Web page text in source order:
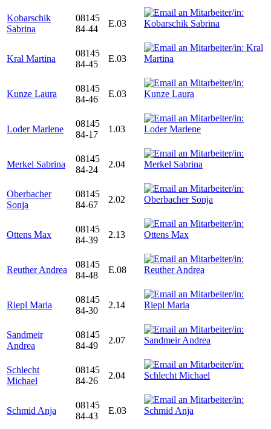
Kobarschik
Sabrina
08145
84-44
E.03
Kral Martina
08145
84-45
E.03
Kunze Laura
08145
84-46
E.03
Loder Marlene
08145
84-17
1.03
Merkel Sabrina
08145
84-24
2.04
Oberbacher
Sonja
08145
84-67
2.02
Ottens Max
08145
84-39
2.13
Reuther Andrea
08145
84-48
E.08
Riepl Maria
08145
84-30
2.14
Sandmeir
Andrea
08145
84-49
2.07
Schlecht
Michael
08145
84-26
2.04
Schmid Anja
08145
84-43
E.03